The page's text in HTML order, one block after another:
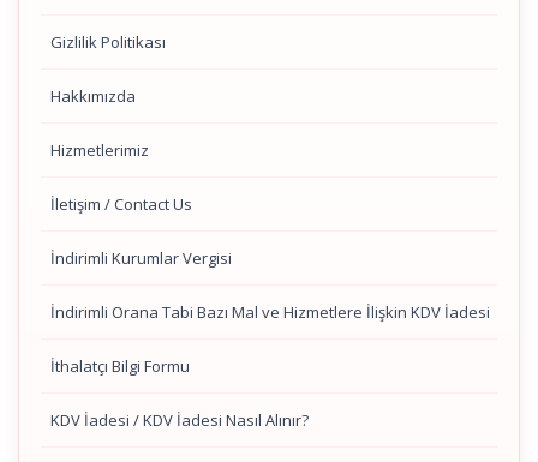
Gizlilik Politikası
Hakkımızda
Hizmetlerimiz
İletişim / Contact Us
İndirimli Kurumlar Vergisi
İndirimli Orana Tabi Bazı Mal ve Hizmetlere İlişkin KDV İadesi
İthalatçı Bilgi Formu
KDV İadesi / KDV İadesi Nasıl Alınır?